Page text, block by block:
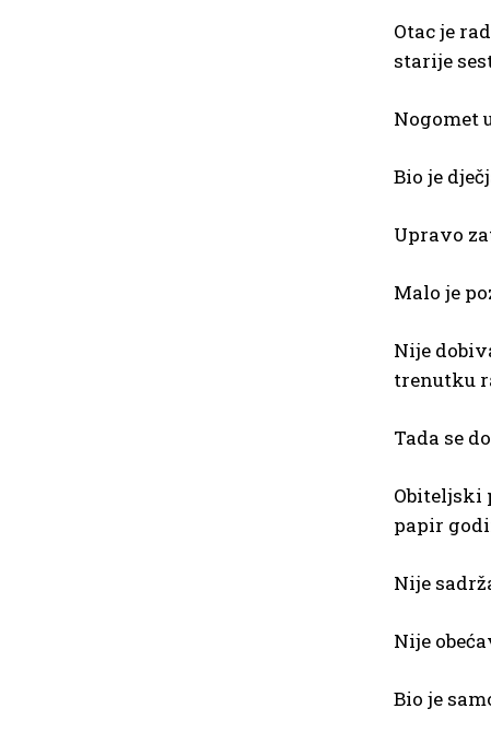
Otac je
starije
Nogomet
Bio je
Upravo
Malo je
Nije
trenutku
Tada se
Obiteljski
papir
Nije
Nije
Bio je